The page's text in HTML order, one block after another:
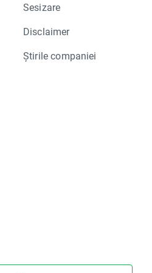
Sesizare
Disclaimer
Știrile companiei